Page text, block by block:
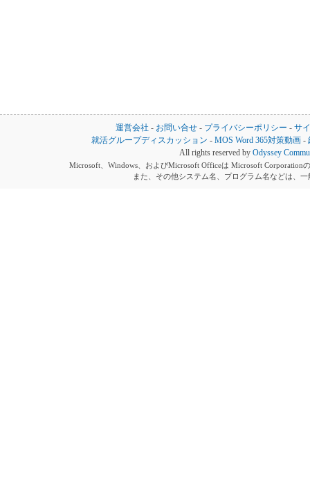
運営会社 - お問い合せ - プライバシーポリシー - サ
就活グループディスカッション -MOS Word 365対策動画 -
All rights reserved by Odyssey
Microsoft、Windows、およびMicrosoft Officeは Microsoft Corporation
また、その他システム名、プログラム名などは、